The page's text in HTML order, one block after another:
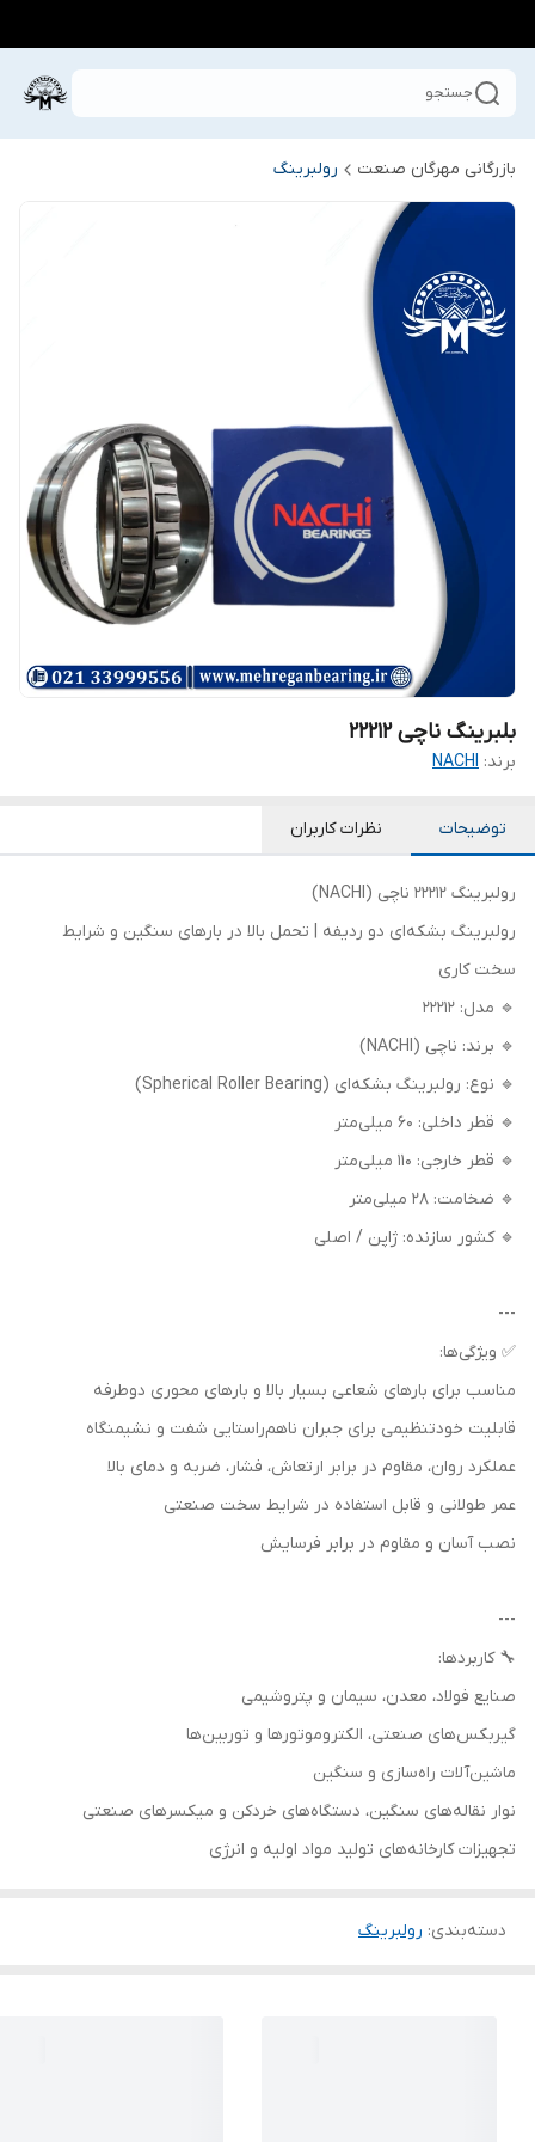
جستجو
بازرگانی مهرگان صنعت رولبرینگ
بلبرینگ ناچی 22212
برند: NACHI
توضیحات نظرات کاربران
رولبرینگ 22212 ناچی (NACHI)
رولبرینگ بشکه‌ای دو ردیفه | تحمل بالا در بارهای سنگین و شرایط
سخت کاری
🔹 مدل: 22212
🔹 برند: ناچی (NACHI)
🔹 نوع: رولبرینگ بشکه‌ای (Spherical Roller Bearing)
🔹 قطر داخلی: 60 میلی‌متر
🔹 قطر خارجی: 110 میلی‌متر
🔹 ضخامت: 28 میلی‌متر
🔹 کشور سازنده: ژاپن / اصلی
---
✅ ویژگی‌ها:
مناسب برای بارهای شعاعی بسیار بالا و بارهای محوری دوطرفه
قابلیت خودتنظیمی برای جبران ناهم‌راستایی شفت و نشیمنگاه
عملکرد روان، مقاوم در برابر ارتعاش، فشار، ضربه و دمای بالا
عمر طولانی و قابل استفاده در شرایط سخت صنعتی
نصب آسان و مقاوم در برابر فرسایش
---
🔧 کاربردها:
صنایع فولاد، معدن، سیمان و پتروشیمی
گیربکس‌های صنعتی، الکتروموتورها و توربین‌ها
ماشین‌آلات راه‌سازی و سنگین
نوار نقاله‌های سنگین، دستگاه‌های خردکن و میکسرهای صنعتی
تجهیزات کارخانه‌های تولید مواد اولیه و انرژی
دسته‌بندی: رولبرینگ